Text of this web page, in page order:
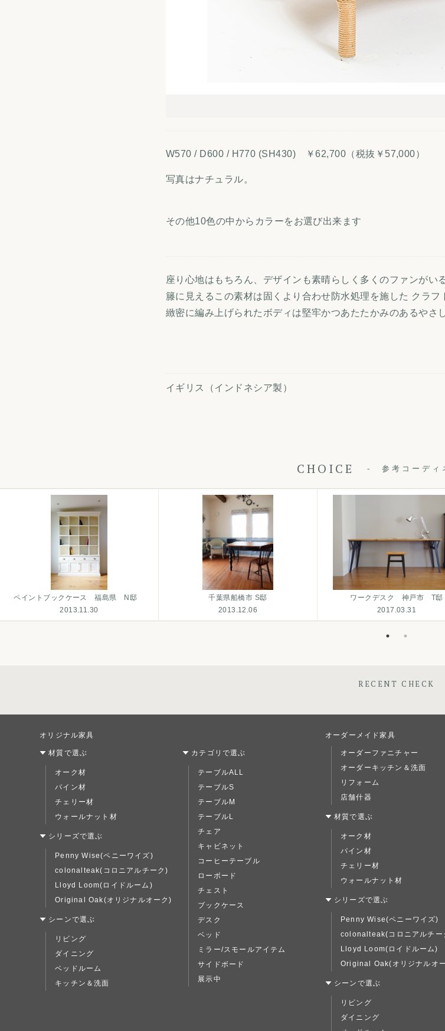
W570 / D600 / H770 (SH430) ￥62,700（税抜￥57,000）
写真はナチュラル。
その他10色の中からカラーをお選び出来ます
座り心地はもちろん、デザインも素晴らしく多くのファンがい
籐に見えるこの素材は固くより合わせ防水処理を施した クラ
緻密に編み上げられたボディは堅牢かつあたたかみのあるやさ
イギリス（インドネシア製）
CHOICE 参考コーディ
ペイントブックケース 福島県 N邸
2013.11.30
千葉県船橋市 S邸
2013.12.06
ワークデスク 神戸市 T邸
2017.03.31
RECENT CHECK
オリジナル家具
材質で選ぶ
オーク材
パイン材
チェリー材
ウォールナット材
シリーズで選ぶ
Penny Wise(ペニーワイズ)
colonalteak(コロニアルチーク)
Lloyd Loom(ロイドルーム)
Original Oak(オリジナルオーク)
シーンで選ぶ
リビング
ダイニング
ベッドルーム
キッチン＆洗面
カテゴリで選ぶ
テーブルALL
テーブルS
テーブルM
テーブルL
チェア
キャビネット
コーヒーテーブル
ローボード
チェスト
ブックケース
デスク
ベッド
ミラー/スモールアイテム
サイドボード
展示中
オーダーメイド家具
オーダーファニチャー
オーダーキッチン＆洗面
リフォーム
店舗什器
材質で選ぶ
オーク材
パイン材
チェリー材
ウォールナット材
シリーズで選ぶ
Penny Wise(ペニーワイズ)
colonalteak(コロニアルチー
Lloyd Loom(ロイドルーム)
Original Oak(オリジナルオ
シーンで選ぶ
リビング
ダイニング